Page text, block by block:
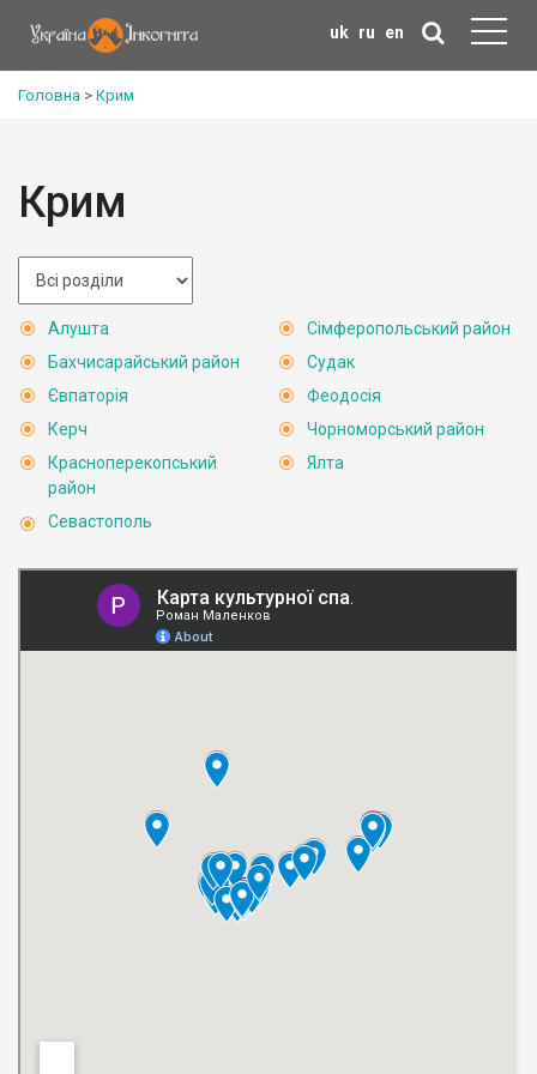
uk ru en
Головна > Крим
Крим
Алушта
Бахчисарайський район
Євпаторія
Керч
Красноперекопський
район
Севастополь
Сімферопольський район
Судак
Феодосія
Чорноморський район
Ялта